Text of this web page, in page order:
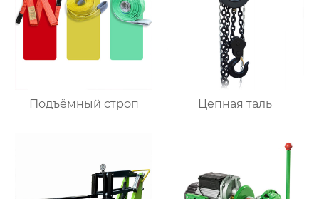
Подъёмный строп Цепная таль